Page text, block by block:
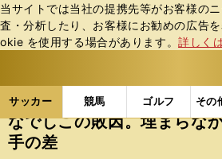
当サイトでは当社の提携先等がお客様の
査・分析したり、お客様にお勧めの広告
okie を使⽤する場合があります。詳しく
サッカー 競馬 ゴルフ その
ス
ポ
ル
サッカーの記事一覧 サッカ
なでしこの敗因。埋まらな
手の差